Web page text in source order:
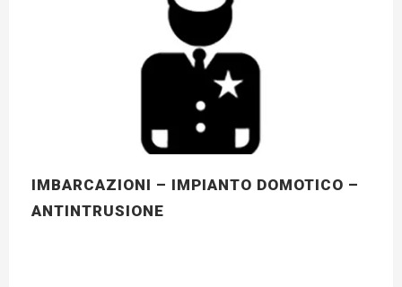
IMBARCAZIONI – IMPIANTO DOMOTICO –
ANTINTRUSIONE